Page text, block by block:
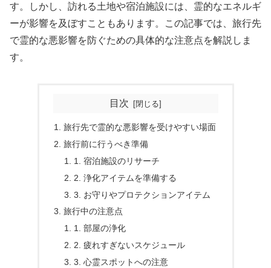
す。しかし、訪れる土地や宿泊施設には、霊的なエネルギ
ーが影響を及ぼすこともあります。この記事では、旅行先
で霊的な悪影響を防ぐための具体的な注意点を解説しま
す。
目次
旅行先で霊的な悪影響を受けやすい場面
旅行前に行うべき準備
1. 宿泊施設のリサーチ
2. 浄化アイテムを準備する
3. お守りやプロテクションアイテム
旅行中の注意点
1. 部屋の浄化
2. 疲れすぎないスケジュール
3. 心霊スポットへの注意